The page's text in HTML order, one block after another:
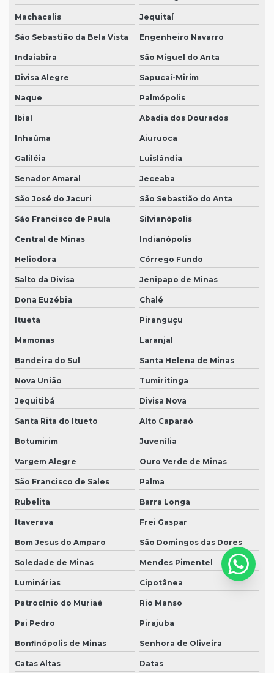
Machacalis Jequitaí
São Sebastião da Bela Vista Engenheiro Navarro
Indaiabira São Miguel do Anta
Divisa Alegre Sapucaí-Mirim
Naque Palmópolis
Ibiaí Abadia dos Dourados
Inhaúma Aiuruoca
Galiléia Luislândia
Senador Amaral Jeceaba
São José do Jacuri São Sebastião do Anta
São Francisco de Paula Silvianópolis
Central de Minas Indianópolis
Heliodora Córrego Fundo
Salto da Divisa Jenipapo de Minas
Dona Euzébia Chalé
Itueta Piranguçu
Mamonas Laranjal
Bandeira do Sul Santa Helena de Minas
Nova União Tumiritinga
Jequitibá Divisa Nova
Santa Rita do Itueto Alto Caparaó
Botumirim Juvenília
Vargem Alegre Ouro Verde de Minas
São Francisco de Sales Palma
Rubelita Barra Longa
Itaverava Frei Gaspar
Bom Jesus do Amparo São Domingos das Dores
Soledade de Minas Mendes Pimentel
Luminárias Cipotânea
Patrocínio do Muriaé Rio Manso
Pai Pedro Pirajuba
Bonfinópolis de Minas Senhora de Oliveira
Catas Altas Datas